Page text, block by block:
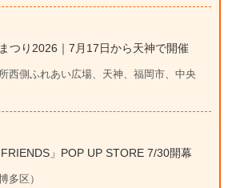
つり2026｜7月17日から天神で開催
西側ふれあい広場、天神、福岡市、中央
」POP UP STORE 7/30開幕
多区）